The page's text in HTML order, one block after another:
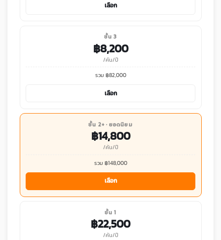
เลือก
ชั้น 3
฿8,200
/คัน/ปี
รวม ฿82,000
เลือก
ชั้น 2+ · ยอดนิยม
฿14,800
/คัน/ปี
รวม ฿148,000
เลือก
ชั้น 1
฿22,500
/คัน/ปี